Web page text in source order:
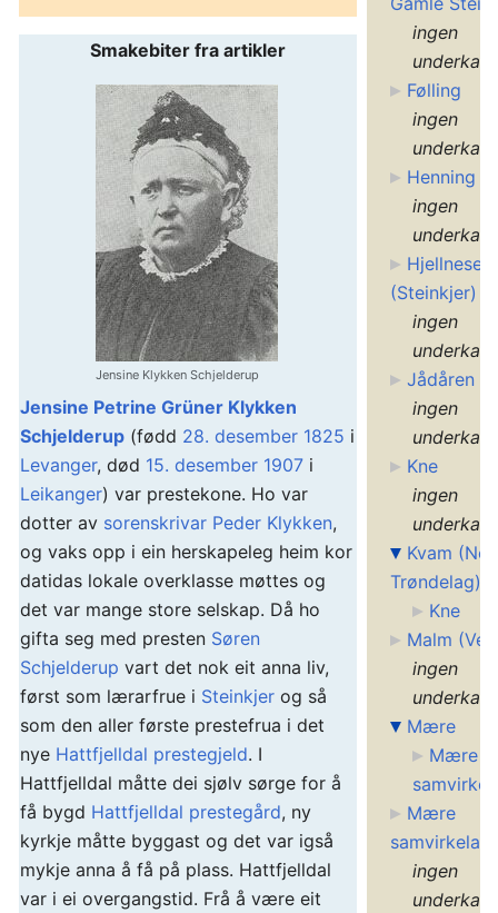
Smakebiter fra artikler
Jensine Klykken Schjelderup
Jensine Petrine Grüner Klykken
Schjelderup (fødd 28. desember 1825 i
Levanger, død 15. desember 1907 i
Leikanger) var prestekone. Ho var
dotter av sorenskrivar Peder Klykken,
og vaks opp i ein herskapeleg heim kor
datidas lokale overklasse møttes og
det var mange store selskap. Då ho
gifta seg med presten Søren
Schjelderup vart det nok eit anna liv,
først som lærarfrue i Steinkjer og så
som den aller første prestefrua i det
nye Hattfjelldal prestegjeld. I
Hattfjelldal måtte dei sjølv sørge for å
få bygd Hattfjelldal prestegård, ny
kyrkje måtte byggast og det var igså
mykje anna å få på plass. Hattfjelldal
var i ei overgangstid. Frå å være eit
ingen
Følling
ingen
Henning
ingen
Hjellneset
(Steinkjer)
ingen
Jådåren
ingen
Kne
ingen
Kvam
Trøndelag)
Kne
Malm
ingen
Mære
Mære
Mære
samvirkelag
ingen